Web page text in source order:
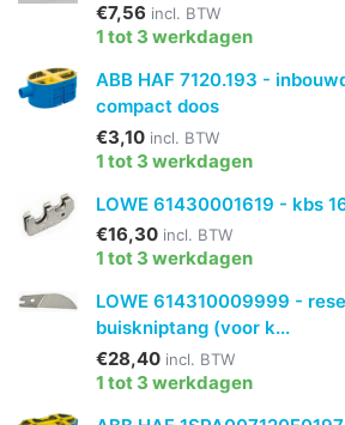
€7,56 incl. BTW
1 tot 3 werkdagen
ABB HAF 7120.193 -
compact doos
€3,10 incl. BTW
1 tot 3 werkdagen
LOWE 61430001619 - kbs
€16,30 incl. BTW
1 tot 3 werkdagen
LOWE 614310009999 -
buiskniptang (voor k...
€28,40 incl. BTW
1 tot 3 werkdagen